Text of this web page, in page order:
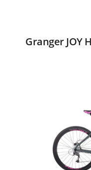
Granger JOY